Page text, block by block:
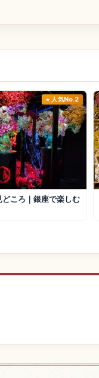
人気No.2
ころ｜銀座で楽しむ